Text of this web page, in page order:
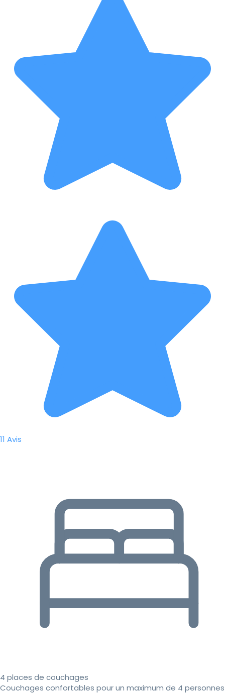
11 Avis
4 places de couchages
Couchages confortables pour un maximum de 4 personnes